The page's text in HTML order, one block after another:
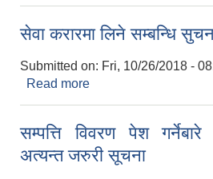
सेवा करारमा लिने सम्बन्धि
Submitted on: Fri, 10/26/2018 -
Read more
सम्पत्ति विवरण पेश गर्नेबारे
अत्यन्त जरुरी सूचना